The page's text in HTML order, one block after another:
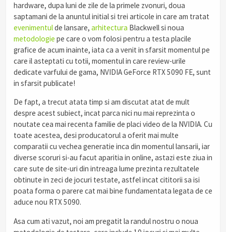
hardware, dupa luni de zile de la primele zvonuri, doua
saptamani de la anuntul initial si trei articole in care am tratat
evenimentulde lansare, arhitectura Blackwell si noua
metodologie pe care o vom folosi pentru a testa placile
grafice de acum inainte, iata ca a venit in sfarsit momentul pe
care il asteptati cu totii, momentul in care review-urile
dedicate varfului de gama, NVIDIA GeForce RTX 5090 FE, sunt
in sfarsit publicate!
De fapt, a trecut atata timp si am discutat atat de mult
despre acest subiect, incat parca nici nu mai reprezinta o
noutate cea mai recenta familie de placi video de la NVIDIA. Cu
toate acestea, desi producatorul a oferit mai multe
comparatii cu vechea generatie inca din momentul lansarii, iar
diverse scoruri si-au facut aparitia in online, astazi este ziua in
care sute de site-uri din intreaga lume prezinta rezultatele
obtinute in zeci de jocuri testate, astfel incat cititorii sa isi
poata forma o parere cat mai bine fundamentata legata de ce
aduce nou RTX 5090.
Asa cum ati vazut, noi am pregatit la randul nostru o noua